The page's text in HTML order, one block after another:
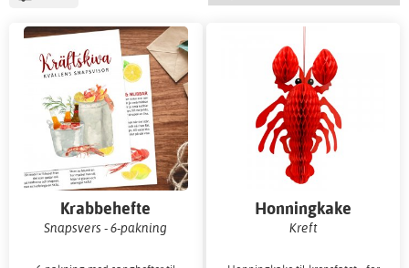
Krabbehefte
Snapsvers - 6-pakning
Honningkake
Kreft